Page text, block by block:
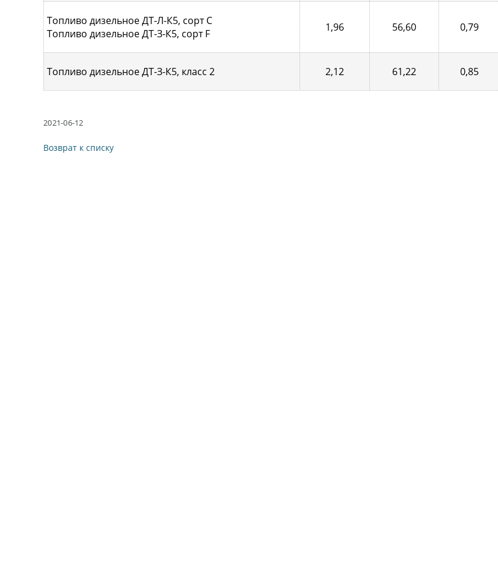
Топливо дизельное ДТ-Л-К5, сорт С
Топливо дизельное ДТ-З-К5, сорт F
1,96 56,60 0,79
Топливо дизельное ДТ-З-К5, класс 2 2,12 61,22 0,85
2021-06-12
Возврат к списку